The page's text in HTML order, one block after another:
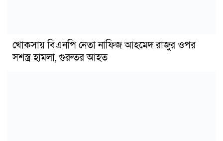
খোকসায় বিএনপি নেতা নাফিজ আহমেদ রাজুর ওপর
সশস্ত্র হামলা, গুরুতর আহত